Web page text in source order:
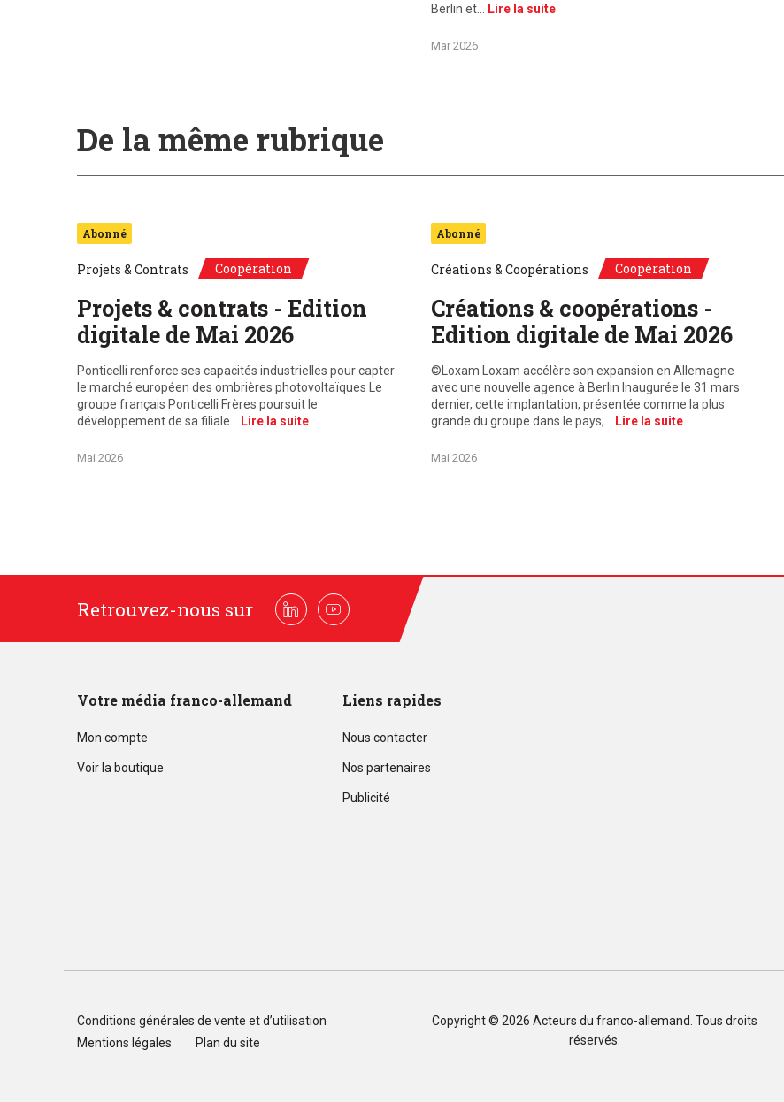
Berlin et…
Lire la suite
Mar 2026
De la même rubrique
Abonné
Projets & Contrats Coopération
Projets & contrats - Edition
digitale de Mai 2026
Ponticelli renforce ses capacités industrielles pour capter
le marché européen des ombrières photovoltaïques Le
groupe français Ponticelli Frères poursuit le
développement de sa filiale…
Lire la suite
Mai 2026
Abonné
Créations & Coopérations Coopération
Créations & coopérations -
Edition digitale de Mai 2026
©Loxam Loxam accélère son expansion en Allemagne
avec une nouvelle agence à Berlin Inaugurée le 31 mars
dernier, cette implantation, présentée comme la plus
grande du groupe dans le pays,…
Lire la suite
Mai 2026
Retrouvez-nous sur LinkedinYoutube
Votre média franco-allemand
Mon compte
Voir la boutique
Liens rapides
Nous contacter
Nos partenaires
Publicité
Conditions générales de vente et d’utilisation
Mentions légales
Plan du site
Copyright © 2026 Acteurs du franco-allemand . Tous droits
réservés.